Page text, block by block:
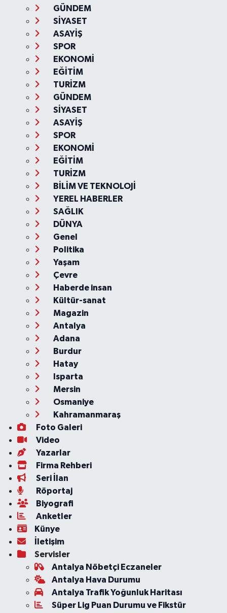
GÜNDEM
SİYASET
ASAYİŞ
SPOR
EKONOMİ
EĞİTİM
TURİZM
GÜNDEM
SİYASET
ASAYİŞ
SPOR
EKONOMİ
EĞİTİM
TURİZM
BİLİM VE TEKNOLOJİ
YEREL HABERLER
SAĞLIK
DÜNYA
Genel
Politika
Yaşam
Çevre
Haberde insan
Kültür-sanat
Magazin
Antalya
Adana
Burdur
Hatay
Isparta
Mersin
Osmaniye
Kahramanmaraş
Foto Galeri
Video
Yazarlar
Firma Rehberi
Seri İlan
Röportaj
Biyografi
Anketler
Künye
İletişim
Servisler
Antalya Nöbetçi Eczaneler
Antalya Hava Durumu
Antalya Trafik Yoğunluk Haritası
Süper Lig Puan Durumu ve Fikstür